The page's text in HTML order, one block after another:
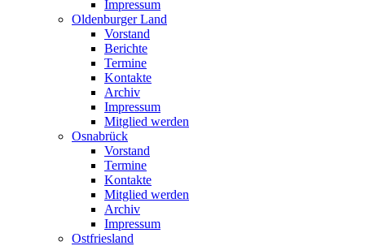
Impressum
Oldenburger Land
Vorstand
Berichte
Termine
Kontakte
Archiv
Impressum
Mitglied werden
Osnabrück
Vorstand
Termine
Kontakte
Mitglied werden
Archiv
Impressum
Ostfriesland